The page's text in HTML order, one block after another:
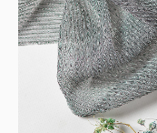
+7(918)873-53-
+7(928)364-79-
КАК СВЯЗАТЬСЯ